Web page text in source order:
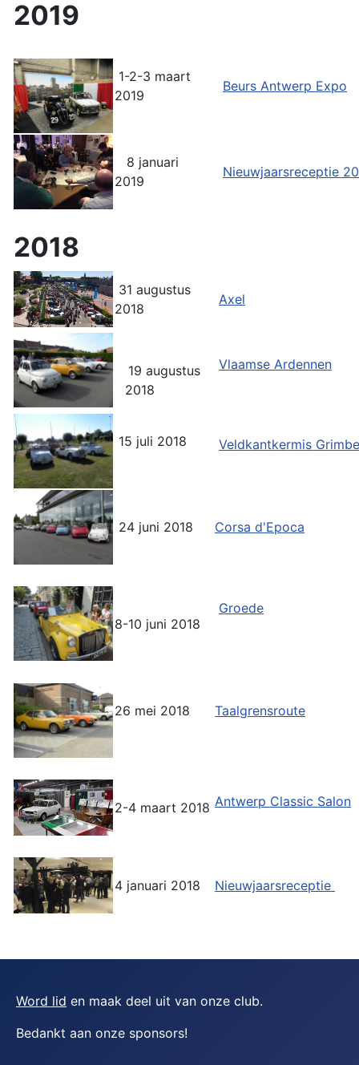
2019
1-2-3 maart
2019
Beurs Antwerp Expo
8 januari
2019
Nieuwjaarsreceptie
2018
31 augustus
2018
Axel
19 augustus
2018
Vlaamse Ardennen
15 juli 2018 Veldkantkermis
24 juni 2018 Corsa d'Epoca
8-10 juni 2018
Groede
26 mei 2018 Taalgrensroute
2-4 maart 2018 Antwerp Classic Salon
4 januari 2018 Nieuwjaarsreceptie
Word lid en maak deel uit van onze club.
Bedankt aan onze sponsors!